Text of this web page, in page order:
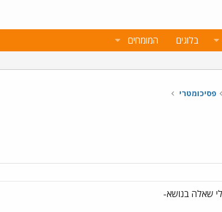
בלוגים המומחים
פסיכומטרי